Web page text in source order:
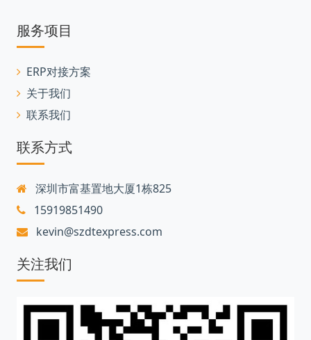
服务项目
ERP对接方案
关于我们
联系我们
联系方式
深圳市富基置地大厦1栋825
15919851490
kevin@szdtexpress.com
关注我们